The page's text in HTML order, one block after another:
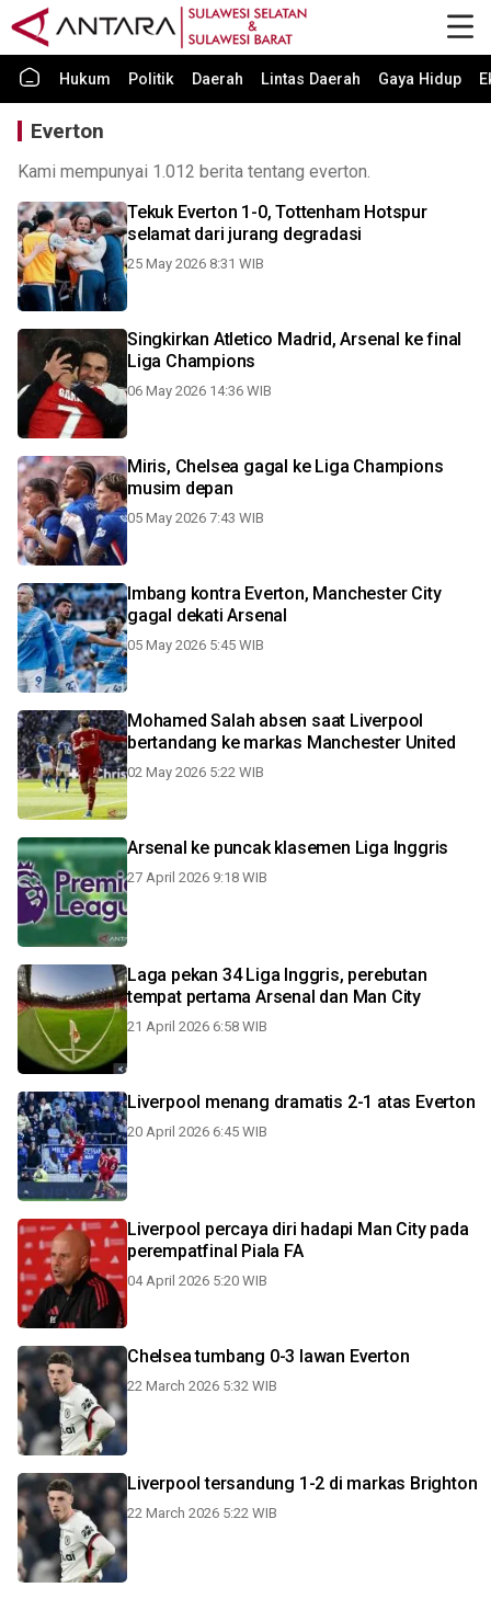
Hukum Politik Daerah Lintas Daerah Gaya Hidup
Everton
Kami mempunyai 1.012 berita tentang everton.
Tekuk Everton 1-0, Tottenham Hotspur
selamat dari jurang degradasi
25 May 2026 8:31 WIB
Singkirkan Atletico Madrid, Arsenal ke final
Liga Champions
06 May 2026 14:36 WIB
Miris, Chelsea gagal ke Liga Champions
musim depan
05 May 2026 7:43 WIB
Imbang kontra Everton, Manchester City
gagal dekati Arsenal
05 May 2026 5:45 WIB
Mohamed Salah absen saat Liverpool
bertandang ke markas Manchester United
02 May 2026 5:22 WIB
Arsenal ke puncak klasemen Liga Inggris
27 April 2026 9:18 WIB
Laga pekan 34 Liga Inggris, perebutan
tempat pertama Arsenal dan Man City
21 April 2026 6:58 WIB
Liverpool menang dramatis 2-1 atas Everton
20 April 2026 6:45 WIB
Liverpool percaya diri hadapi Man City pada
perempatfinal Piala FA
04 April 2026 5:20 WIB
Chelsea tumbang 0-3 lawan Everton
22 March 2026 5:32 WIB
Liverpool tersandung 1-2 di markas Brighton
22 March 2026 5:22 WIB